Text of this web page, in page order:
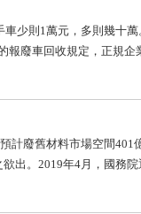
少則1萬元，多則幾十萬
報廢車回收規定，正規企
計廢舊材料市場空間401
出。2019年4月，國務院